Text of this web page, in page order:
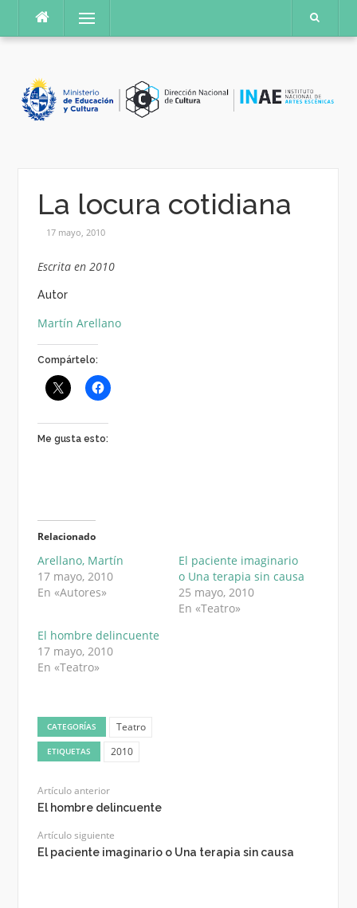
contenido
Menú
La locura cotidiana
17 mayo, 2010
Escrita en 2010
Autor
Martín Arellano
Compártelo:
Me gusta esto:
Relacionado
Arellano, Martín
17 mayo, 2010
En «Autores»
El paciente imaginario
o Una terapia sin causa
25 mayo, 2010
En «Teatro»
El hombre delincuente
17 mayo, 2010
En «Teatro»
CATEGORÍAS Teatro
ETIQUETAS 2010
Artículo anterior
El hombre delincuente
Artículo siguiente
El paciente imaginario o Una terapia sin causa